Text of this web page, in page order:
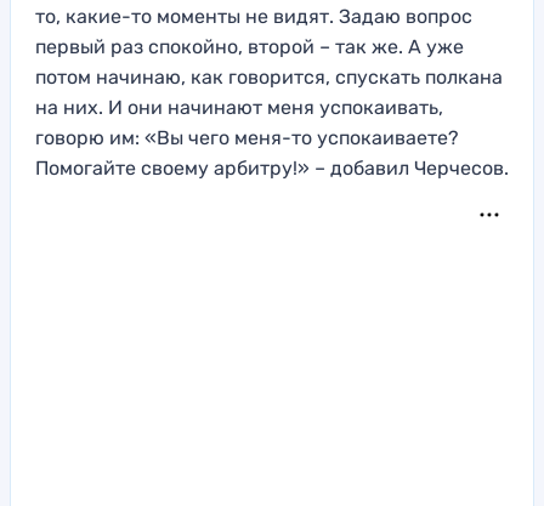
то, какие-то моменты не видят. Задаю вопрос
первый раз спокойно, второй – так же. А уже
потом начинаю, как говорится, спускать полкана
на них. И они начинают меня успокаивать,
говорю им: «Вы чего меня-то успокаиваете?
Помогайте своему арбитру!» – добавил Черчесов.